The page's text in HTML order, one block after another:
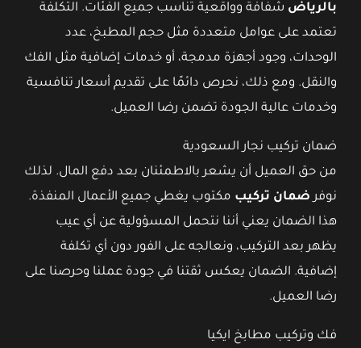
بالرياض شفافة وواقعية تناسب جميع الفئات. التكلفة
تعتمد على عوامل متعددة مثل حجم المطبخ، عدد
الوحدات، وجود أجهزة مدمجة، أو خدمات إضافية مثل الفك
والنقل. ومع ذلك، نحرص دائمًا على تقديم أسعار تنافسية
وخدمات عالية الجودة تضمن رضا العميل.
ضمان تركيب نجار السعودية
من حق العميل أن يشعر بالاطمئنان بعد دفع المال. لذلك
نوفر ضمان تركيب مكتوب يغطي جميع الأعمال المنفذة.
هذا الضمان يعني أننا نتحمل المسؤولية عن أي عيب
يظهر بعد التركيب، ونعالجه على الفور دون أي تكلفة
إضافية. الضمان يعكس ثقتنا في جودة عملنا وحرصنا على
رضا العميل.
فك وتركيب مطابخ ايكيا